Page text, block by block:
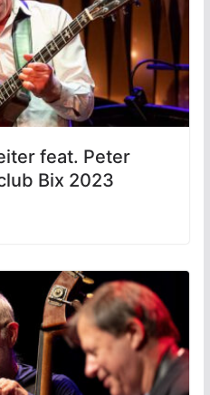
feat. Peter
Bix 2023